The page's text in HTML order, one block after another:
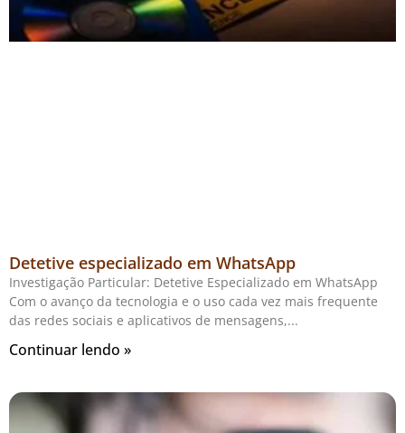
Detetive especializado em WhatsApp
Investigação Particular: Detetive Especializado em WhatsApp
Com o avanço da tecnologia e o uso cada vez mais frequente
das redes sociais e aplicativos de mensagens,
Continuar lendo »